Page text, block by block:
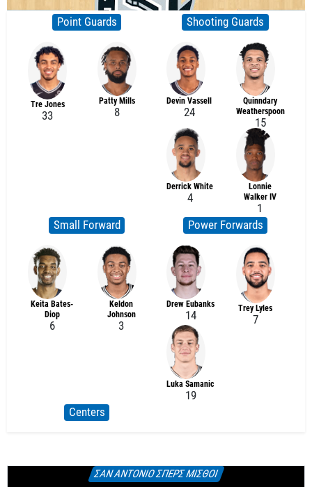
Point Guards
Tre Jones
33
Patty Mills
8
Shooting Guards
Devin Vassell
24
Quinndary
Weatherspoon
15
Derrick White
4
Lonnie
Walker IV
1
Small Forward
Keita Bates-
Diop
6
Keldon
Johnson
3
Power Forwards
Drew Eubanks
14 Trey Lyles
7
Luka Samanic
19
Centers
ΣΑΝ ΑΝΤΟΝΙΟ ΣΠΕΡΣ ΜΙΣΘΟΙ